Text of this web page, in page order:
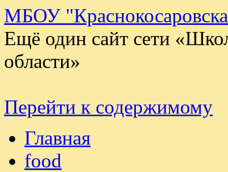
МБОУ
Ещё один сайт сети
области»
Перейти к содержимому
Главная
food